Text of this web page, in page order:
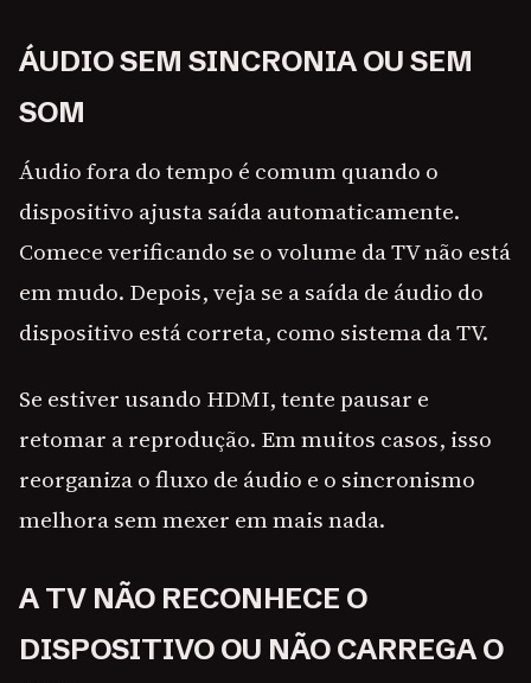
ÁUDIO SEM SINCRONIA OU SEM
SOM
Áudio fora do tempo é comum quando o
dispositivo ajusta saída automaticamente.
Comece verificando se o volume da TV não está
em mudo. Depois, veja se a saída de áudio do
dispositivo está correta, como sistema da TV.
Se estiver usando HDMI, tente pausar e
retomar a reprodução. Em muitos casos, isso
reorganiza o fluxo de áudio e o sincronismo
melhora sem mexer em mais nada.
A TV NÃO RECONHECE O
DISPOSITIVO OU NÃO CARREGA O